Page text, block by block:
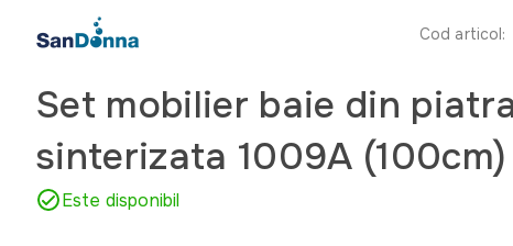
Cod articol:
Set mobilier baie din
sinterizata 1009A (100cm)
Este disponibil